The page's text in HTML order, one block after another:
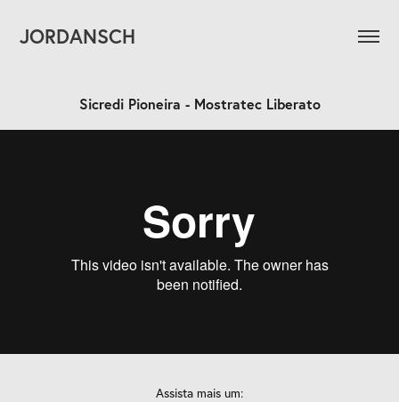
JORDANSCH
Sicredi Pioneira - Mostratec Liberato
Assista mais um: